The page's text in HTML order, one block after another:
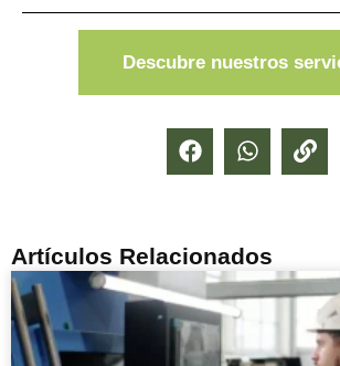
Descubre nuestros
Artículos Relacionados